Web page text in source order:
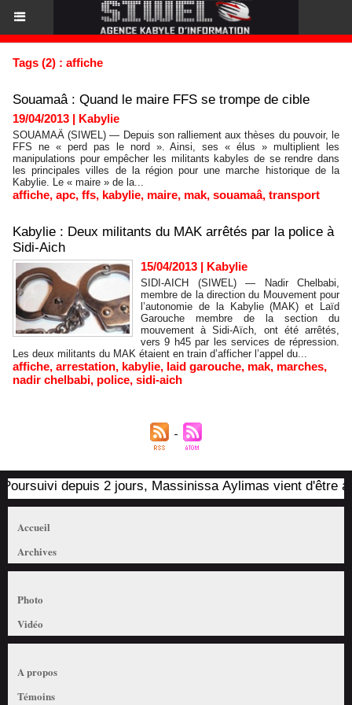
Tags (2) : affiche
Souamaâ : Quand le maire FFS se trompe de cible
19/04/2013 | Kabylie
SOUAMAÄ (SIWEL) — Depuis son ralliement aux thèses du pouvoir, le
FFS ne « perd pas le nord ». Ainsi, ses « élus » multiplient les
manipulations pour empêcher les militants kabyles de se rendre dans
les principales villes de la région pour une marche historique de la
Kabylie. Le « maire » de la...
affiche, apc, ffs, kabylie, maire, mak, souamaâ, transport
Kabylie : Deux militants du MAK arrêtés par la police à
Sidi-Aich
15/04/2013 | Kabylie
SIDI-AICH (SIWEL) — Nadir Chelbabi,
membre de la direction du Mouvement pour
l’autonomie de la Kabylie (MAK) et Laïd
Garouche membre de la section du
mouvement à Sidi-Aïch, ont été arrêtés,
vers 9 h45 par les services de répression.
Les deux militants du MAK étaient en train d’afficher l’appel du...
affiche, arrestation, kabylie, laid garouche, mak, marches,
nadir chelbabi, police, sidi-aich
depuis 2 jours, Massinissa Aylimas vient d'être
Accueil
Archives
Photo
Vidéo
A propos
Témoins